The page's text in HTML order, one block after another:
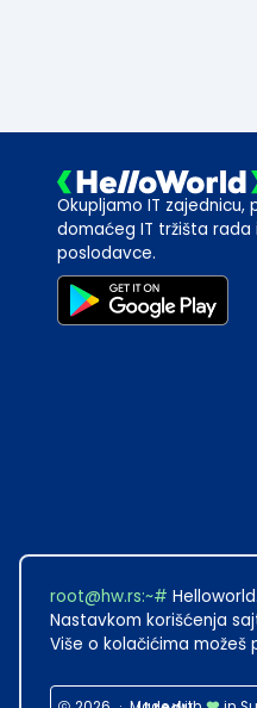
Okupljamo IT
domaćeg IT tržišta
poslodavce.
root@hw.rs:~#
Nastavkom korišćenja
Više o kolačićima možeš